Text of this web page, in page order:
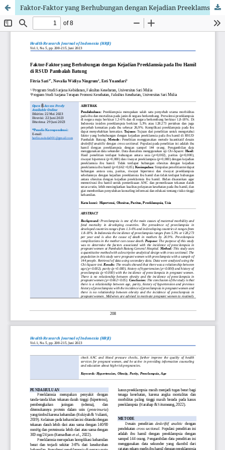
Faktor-Faktor yang Berhubungan dengan Kejadian Preeklamsia pada Ibu Hamil di RSUD Pambalah Batung